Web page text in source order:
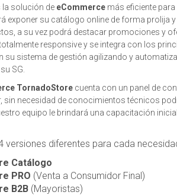
la solución de eCommerce más eficiente para
exponer su catálogo online de forma prolija
a su vez podrá destacar promociones y
responsive y se integra con los
su sistema de gestión agilizando y
SG.
TornadoStore cuenta con un panel de
sin necesidad de conocimientos técnicos
equipo le brindará una capacitación
versiones diferentes para cada
Catálogo
PRO (Venta a Consumidor Final)
B2B (Mayoristas)